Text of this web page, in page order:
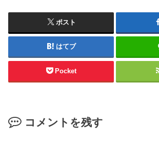
ポスト
はてブ
Pocket
コメントを残す